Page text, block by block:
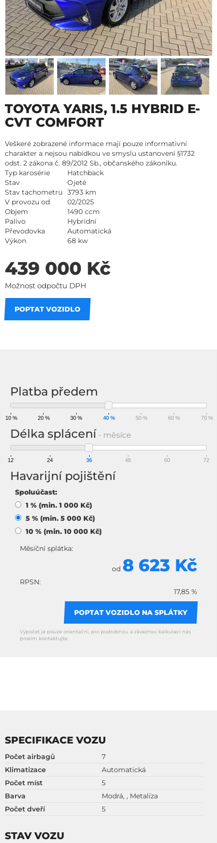
TOYOTA YARIS, 1.5 HYBRID E-
CVT COMFORT
Veškeré zobrazené informace mají pouze informativní
charakter a nejsou nabídkou ve smyslu ustanovení §1732
odst. 2 zákona č. 89/2012 Sb., občanského zákoníku.
Typ karosérie
Hatchback
Stav
Ojeté
Stav tachometru
3793 km
V provozu od
02/2025
Objem
1490 ccm
Palivo
Hybridní
Převodovka
Automatická
Výkon
68 kw
439 000 Kč
Možnost odpočtu DPH
POPTAT VOZIDLO
Platba předem
10 % 20 % 30 % 40 % 50 % 60 % 70 %
Délka splácení - měsíce
12 24 36 48 60 72
Havarijní pojištění
Spoluúčast:
1 % (min. 1 000 Kč)
5 % (min. 5 000 Kč)
10 % (min. 10 000 Kč)
Měsíční splátka:
od 8 623 Kč
RPSN:
17,85 %
POPTAT VOZIDLO NA SPLÁTKY
Výpočet je pouze orientační, pro podrobnou a závaznou kalkulaci nás
prosím kontaktujte.
SPECIFIKACE VOZU
Počet airbagů
7
Klimatizace
Automatická
Počet míst
5
Barva
Modrá, , Metalíza
Počet dveří
5
STAV VOZU